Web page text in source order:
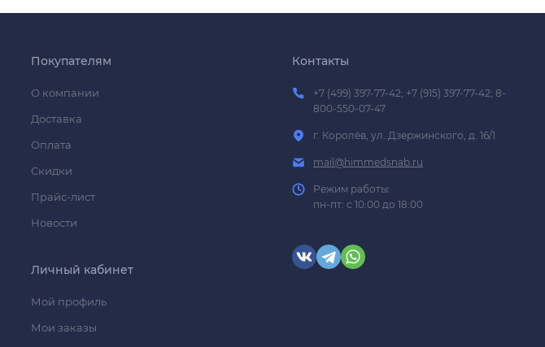
Покупателям
О компании
Доставка
Оплата
Скидки
Прайс-лист
Новости
Личный кабинет
Мой профиль
Мои заказы
Контакты
+7 (499) 397-77-42; +7 (915) 397-77-42; 8-
800-550-07-47
г. Королёв, ул. Дзержинского, д. 16/1
mail@himmedsnab.ru
Режим работы:
пн-пт: с 10:00 до 18:00